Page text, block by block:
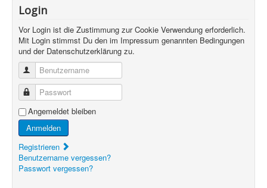
Login
Vor Login ist die Zustimmung zur Cookie Verwendung erforderlich.
Mit Login stimmst Du den im Impressum genannten Bedingungen
und der Datenschutzerklärung zu.
Benutzername
Passwort
Angemeldet bleiben
Anmelden
Registrieren
Benutzername vergessen?
Passwort vergessen?